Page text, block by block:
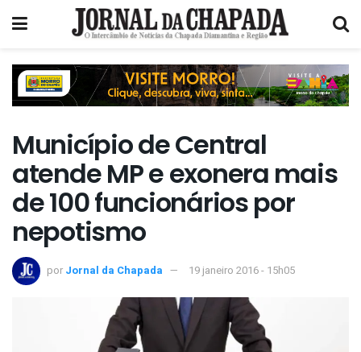
Município de Central
atende MP e exonera mais
de 100 funcionários por
nepotismo
por Jornal da Chapada 19 janeiro 2016 - 15h05